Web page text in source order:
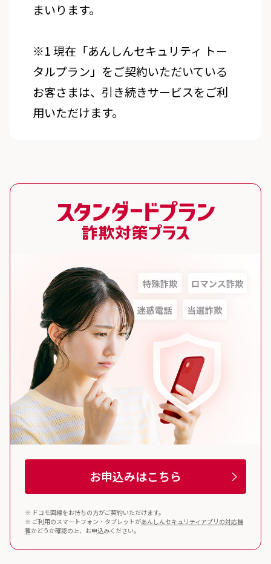
まいります。
※1 現在「あんしんセキュリティ トー
タルプラン」をご契約いただいている
お客さまは、引き続きサービスをご利
用いただけます。
スタンダードプラン 詐欺
お申込みはこちら
※ ドコモ回線をお持ちの方がご契約いただけます。
※ ご利用のスマートフォン・タブレットがあんしんセキュリティ アプリの対応機
種かどうか確認の上、お申込みください。